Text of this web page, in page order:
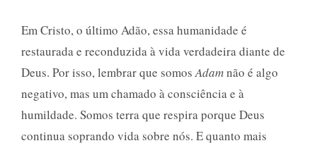
Em Cristo, o último Adão, essa humanidade é
restaurada e reconduzida à vida verdadeira diante de
Deus. Por isso, lembrar que somosAdamnão é algo
negativo, mas um chamado à consciência e à
humildade. Somos terra que respira porque Deus
continua soprando vida sobre nós. E quanto mais